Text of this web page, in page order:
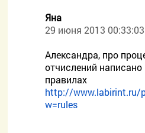
Яна
29 июня 2013 00:33:03
Александра, про
отчислений написано
правилах
http://www.labirint.ru/
w=rules